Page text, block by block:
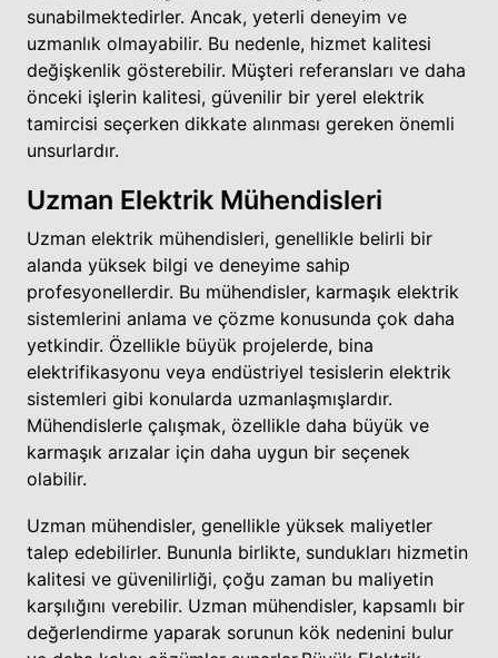
sunabilmektedirler. Ancak, yeterli deneyim ve
uzmanlık olmayabilir. Bu nedenle, hizmet kalitesi
değişkenlik gösterebilir. Müşteri referansları ve daha
önceki işlerin kalitesi, güvenilir bir yerel elektrik
tamircisi seçerken dikkate alınması gereken önemli
unsurlardır.
Uzman Elektrik Mühendisleri
Uzman elektrik mühendisleri, genellikle belirli bir
alanda yüksek bilgi ve deneyime sahip
profesyonellerdir. Bu mühendisler, karmaşık elektrik
sistemlerini anlama ve çözme konusunda çok daha
yetkindir. Özellikle büyük projelerde, bina
elektrifikasyonu veya endüstriyel tesislerin elektrik
sistemleri gibi konularda uzmanlaşmışlardır.
Mühendislerle çalışmak, özellikle daha büyük ve
karmaşık arızalar için daha uygun bir seçenek
olabilir.
Uzman mühendisler, genellikle yüksek maliyetler
talep edebilirler. Bununla birlikte, sundukları hizmetin
kalitesi ve güvenilirliği, çoğu zaman bu maliyetin
karşılığını verebilir. Uzman mühendisler, kapsamlı bir
değerlendirme yaparak sorunun kök nedenini bulur